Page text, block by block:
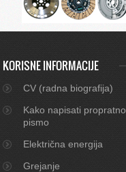
KORISNE INFORMACIJE
CV (radna biografija)
Kako napisati propratno
pismo
Električna energija
Grejanje